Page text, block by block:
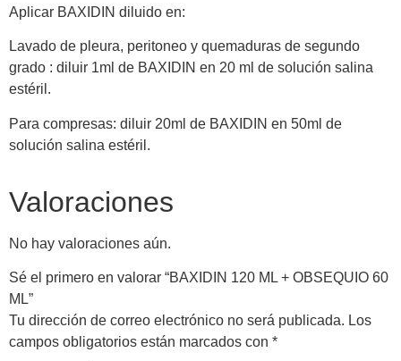
Aplicar BAXIDIN diluido en:
Lavado de pleura, peritoneo y quemaduras de segundo
grado : diluir 1ml de BAXIDIN en 20 ml de solución salina
estéril.
Para compresas: diluir 20ml de BAXIDIN en 50ml de
solución salina estéril.
Valoraciones
No hay valoraciones aún.
Sé el primero en valorar “BAXIDIN 120 ML + OBSEQUIO 60
ML”
Tu dirección de correo electrónico no será publicada. Los
campos obligatorios están marcados con *